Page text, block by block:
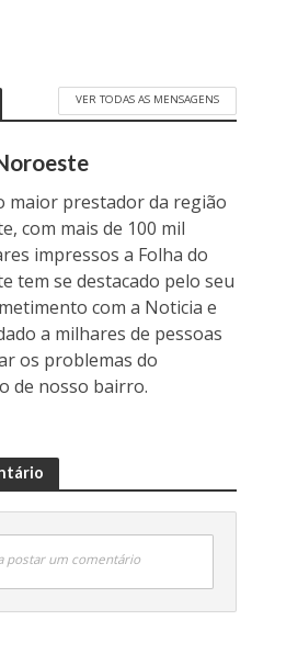
VER TODAS AS MENSAGENS
maior prestador da região
com mais de 100 mil
impressos a Folha do
tem se destacado pelo seu
com a Noticia e
a milhares de pessoas
os problemas do
de nosso bairro.
postar um comentário